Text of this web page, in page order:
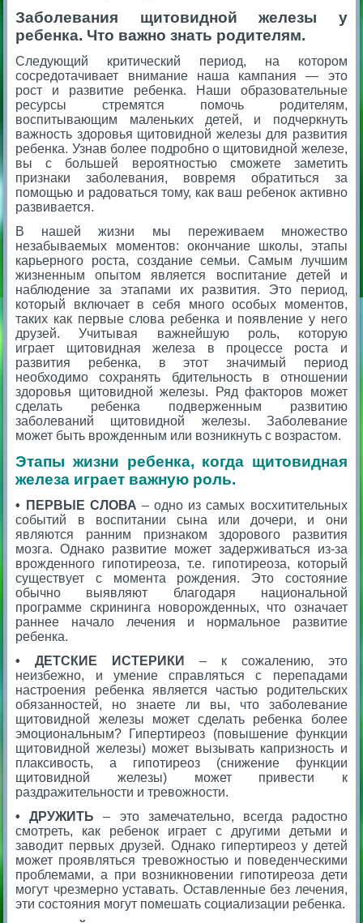
Заболевания щитовидной железы у
ребенка. Что важно знать родителям.
Следующий критический период, на котором
сосредотачивает внимание наша кампания — это
рост и развитие ребенка. Наши образовательные
ресурсы стремятся помочь родителям,
воспитывающим маленьких детей, и подчеркнуть
важность здоровья щитовидной железы для развития
ребенка. Узнав более подробно о щитовидной железе,
вы с большей вероятностью сможете заметить
признаки заболевания, вовремя обратиться за
помощью и радоваться тому, как ваш ребенок активно
развивается.
В нашей жизни мы переживаем множество
незабываемых моментов: окончание школы, этапы
карьерного роста, создание семьи. Самым лучшим
жизненным опытом является воспитание детей и
наблюдение за этапами их развития. Это период,
который включает в себя много особых моментов,
таких как первые слова ребенка и появление у него
друзей. Учитывая важнейшую роль, которую
играет щитовидная железа в процессе роста и
развития ребенка, в этот значимый период
необходимо сохранять бдительность в отношении
здоровья щитовидной железы. Ряд факторов может
сделать ребенка подверженным развитию
заболеваний щитовидной железы. Заболевание
может быть врожденным или возникнуть с возрастом.
Этапы жизни ребенка, когда щитовидная
железа играет важную роль.
• ПЕРВЫЕ СЛОВА – одно из самых восхитительных
событий в воспитании сына или дочери, и они
являются ранним признаком здорового развития
мозга. Однако развитие может задерживаться из-за
врожденного гипотиреоза, т.е. гипотиреоза, который
существует с момента рождения. Это состояние
обычно выявляют благодаря национальной
программе скрининга новорожденных, что означает
раннее начало лечения и нормальное развитие
ребенка.
• ДЕТСКИЕ ИСТЕРИКИ
– к сожалению, это
неизбежно, и умение справляться с перепадами
настроения ребенка является частью родительских
обязанностей, но знаете ли вы, что заболевание
щитовидной железы может сделать ребенка более
эмоциональным? Гипертиреоз (повышение функции
щитовидной железы) может вызывать капризность и
плаксивость, а гипотиреоз (снижение функции
щитовидной железы) может привести к
раздражительности и тревожности.
• ДРУЖИТЬ – это замечательно, всегда радостно
смотреть, как ребенок играет с другими детьми и
заводит первых друзей. Однако гипертиреоз у детей
может проявляться тревожностью и поведенческими
проблемами, а при возникновении гипотиреоза дети
могут чрезмерно уставать. Оставленные без лечения,
эти состояния могут помешать социализации ребенка.